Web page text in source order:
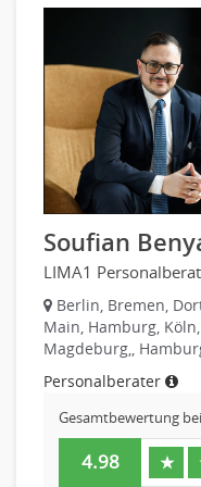
PR,
Produktmanagement
Strategisches Marketing
Vertriebsmarketing
Human Resources
Personal Leitung,
rec2rec
Recruiting,
Referent
Anwaltschaft
Justiziariat,
Notar-,
Notariat
Richter, Justizbeamte
Analyst
Anlageberatung,
Asset-/Fonds-
Pharmaindustrie
Telekommunikation
Textilien & Bekleidung
Transport & Logistik
Naturwissenschaften &
Soufian
LIMA1
Berlin, Bremen,
Main, Hamburg,
Magdeburg,,
Personalberater
Gesamtbewertung bei
4.98 ★